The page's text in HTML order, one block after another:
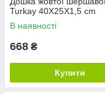
Turkay 40X25X1,5 cm
В наявності
668 ₴
Купити